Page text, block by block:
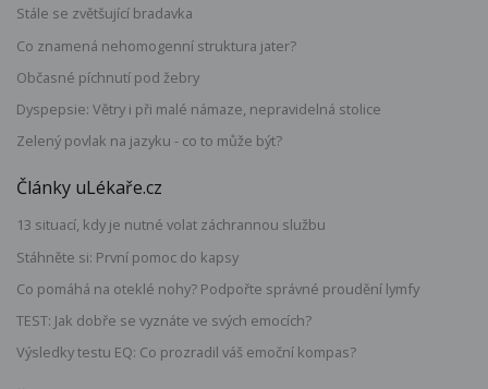
Stále se zvětšující bradavka
Co znamená nehomogenní struktura jater?
Občasné píchnutí pod žebry
Dyspepsie: Větry i při malé námaze, nepravidelná stolice
Zelený povlak na jazyku - co to může být?
Články uLékaře.cz
13 situací, kdy je nutné volat záchrannou službu
Stáhněte si: První pomoc do kapsy
Co pomáhá na oteklé nohy? Podpořte správné proudění lymfy
TEST: Jak dobře se vyznáte ve svých emocích?
Výsledky testu EQ: Co prozradil váš emoční kompas?